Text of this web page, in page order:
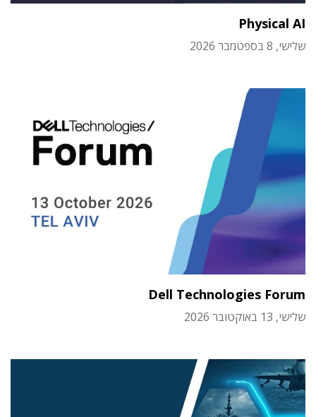
Physical AI
שלישי, 8 בספטמבר 2026
Dell Technologies Forum
שלישי, 13 באוקטובר 2026